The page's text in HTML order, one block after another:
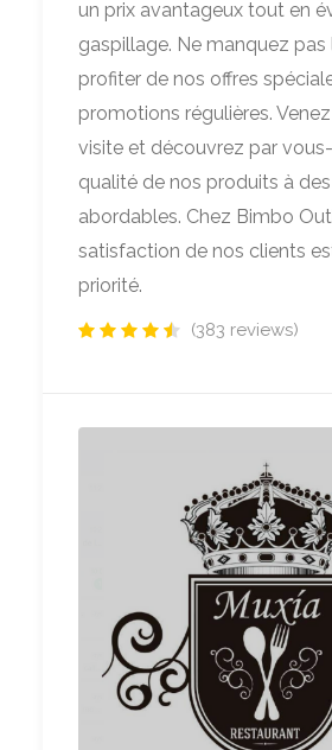
un prix avantageux tout en
gaspillage. Ne manquez
profiter de nos offres
promotions régulières.
visite et découvrez par
qualité de nos produits à
abordables. Chez Bimbo
satisfaction de nos clients
priorité.
(383 reviews)